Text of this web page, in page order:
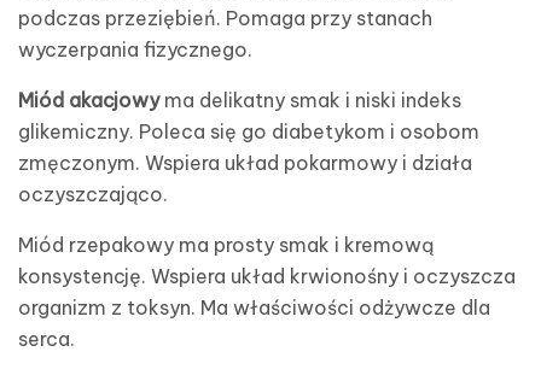
podczas przeziębień. Pomaga przy stanach
wyczerpania fizycznego.
Miód akacjowyma delikatny smak i niski indeks
glikemiczny. Poleca się go diabetykom i osobom
zmęczonym. Wspiera układ pokarmowy i działa
oczyszczająco.
Miód rzepakowy ma prosty smak i kremową
konsystencję. Wspiera układ krwionośny i oczyszcza
organizm z toksyn. Ma właściwości odżywcze dla
serca.